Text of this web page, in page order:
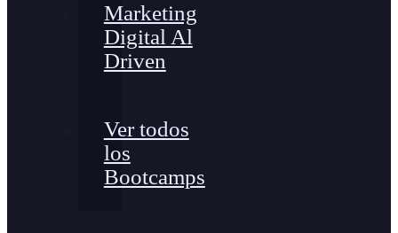
Marketing
Digital Al
Driven
Ver todos
los
Bootcamps